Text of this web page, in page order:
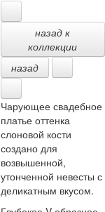
назад к
коллекции
назад
Чарующее свадебное
платье оттенка
слоновой кости
создано для
возвышенной,
утонченной невесты с
деликатным вкусом.